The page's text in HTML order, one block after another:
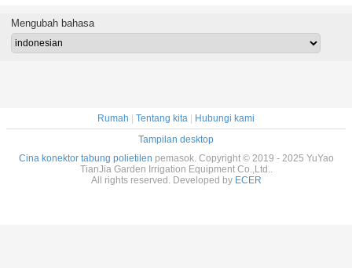
1/2 "
Mengubah bahasa
Rumah | Tentang kita | Hubungi kami
Tampilan desktop
Cina konektor tabung polietilen pemasok. Copyright © 2019 - 2025 YuYao
TianJia Garden Irrigation Equipment Co.,Ltd..
All rights reserved. Developed by ECER